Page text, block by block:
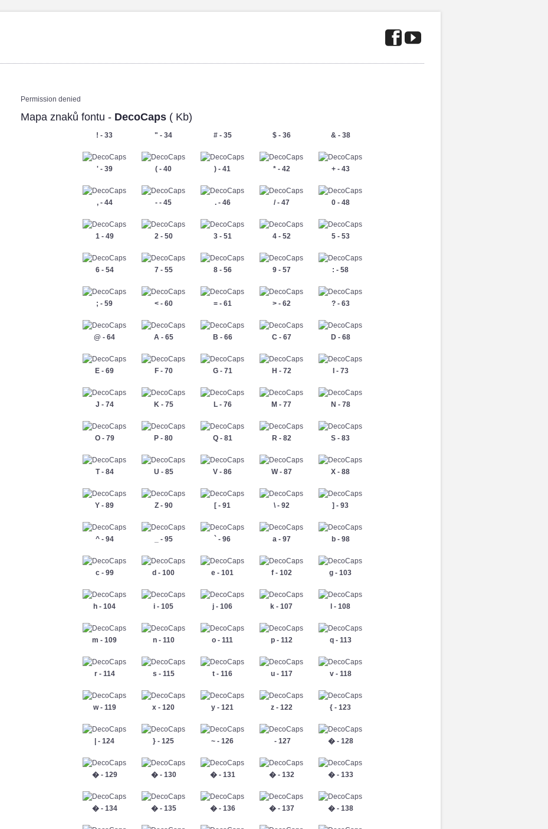
Permission denied
Mapa znaků fontu - DecoCaps ( Kb)
! - 33 " - 34 # - 35 $ - 36 & - 38
' - 39 ( - 40 ) - 41 * - 42 + - 43
, - 44 - - 45 . - 46 / - 47 0 - 48
1 - 49 2 - 50 3 - 51 4 - 52 5 - 53
6 - 54 7 - 55 8 - 56 9 - 57 : - 58
; - 59 < - 60 = - 61 > - 62 ? - 63
@ - 64 A - 65 B - 66 C - 67 D - 68
E - 69 F - 70 G - 71 H - 72 I - 73
J - 74 K - 75 L - 76 M - 77 N - 78
O - 79 P - 80 Q - 81 R - 82 S - 83
T - 84 U - 85 V - 86 W - 87 X - 88
Y - 89 Z - 90 [ - 91 \ - 92 ] - 93
^ - 94 _ - 95 ` - 96 a - 97 b - 98
c - 99 d - 100 e - 101 f - 102 g - 103
h - 104 i - 105 j - 106 k - 107 l - 108
m - 109 n - 110 o - 111 p - 112 q - 113
r - 114 s - 115 t - 116 u - 117 v - 118
w - 119 x - 120 y - 121 z - 122 { - 123
| - 124 } - 125 ~ - 126 - 127 � - 128
� - 129 � - 130 � - 131 � - 132 � - 133
� - 134 � - 135 � - 136 � - 137 � - 138